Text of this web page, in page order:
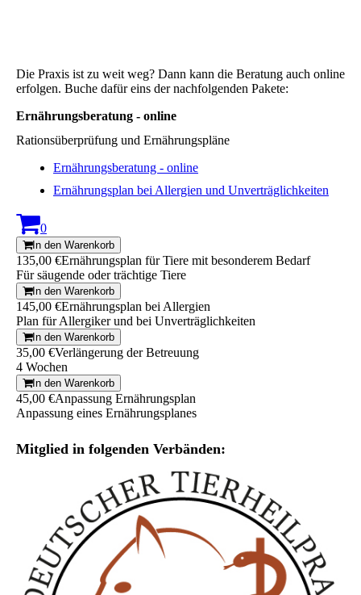
Die Praxis ist zu weit weg? Dann kann die Beratung auch online
erfolgen. Buche dafür eins der nachfolgenden Pakete:
Ernährungsberatung - online
Rationsüberprüfung und Ernährungspläne
Ernährungsberatung - online
Ernährungsplan bei Allergien und Unverträglichkeiten
0
In den Warenkorb
135,00 €Ernährungsplan für Tiere mit besonderem Bedarf
Für säugende oder trächtige Tiere
In den Warenkorb
145,00 €Ernährungsplan bei Allergien
Plan für Allergiker und bei Unverträglichkeiten
In den Warenkorb
35,00 €Verlängerung der Betreuung
4 Wochen
In den Warenkorb
45,00 €Anpassung Ernährungsplan
Anpassung eines Ernährungsplanes
Mitglied in folgenden Verbänden: